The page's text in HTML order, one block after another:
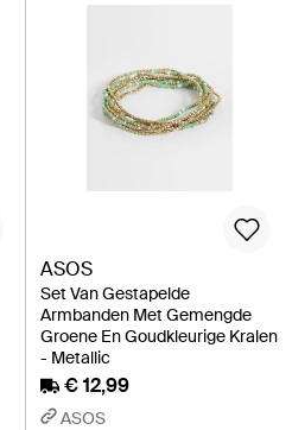
ASOS
Set Van Gestapelde
Armbanden Met Gemengde
Groene En Goudkleurige Kralen
- Metallic
€ 12,99
ASOS